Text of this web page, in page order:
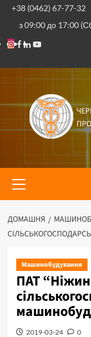
+38 (0462) 67-77-32
з 09:00 до 17:00
ДОМАШНЯ
Машинобудування
ПАТ
2019-03-24 0